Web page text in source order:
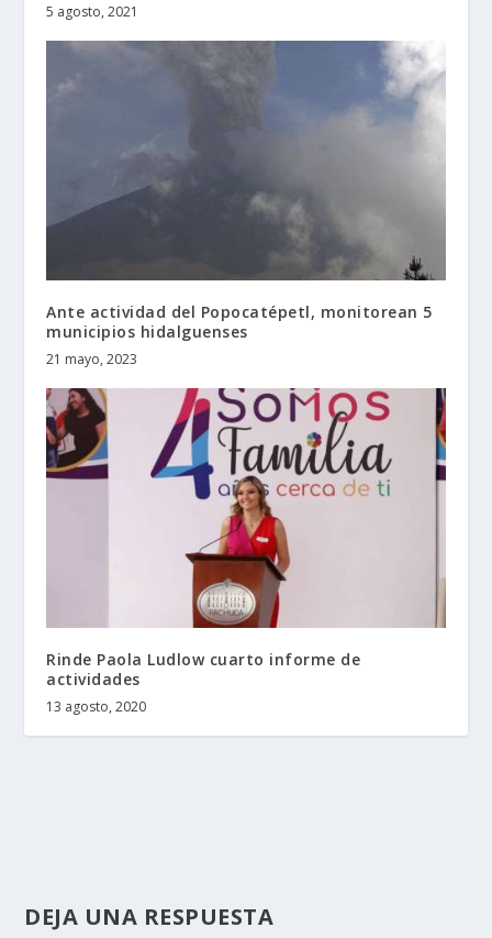
5 agosto, 2021
Ante actividad del Popocatépetl, monitorean 5
municipios hidalguenses
21 mayo, 2023
Rinde Paola Ludlow cuarto informe de
actividades
13 agosto, 2020
DEJA UNA RESPUESTA